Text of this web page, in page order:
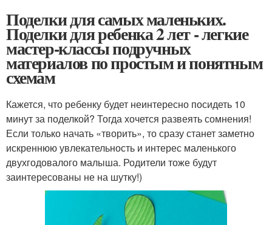
Поделки для самых маленьких.
Поделки для ребенка 2 лет - легкие
мастер-классы подручных
материалов по простым и понятным
схемам
Кажется, что ребенку будет неинтересно посидеть 10
минут за поделкой? Тогда хочется развеять сомнения!
Если только начать «творить», то сразу станет заметно
искреннюю увлекательность и интерес маленького
двухгодовалого малыша. Родители тоже будут
заинтересованы не на шутку!)